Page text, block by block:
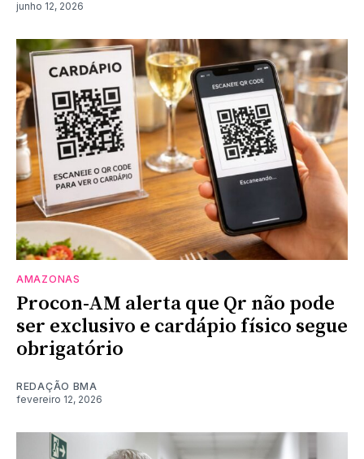
junho 12, 2026
AMAZONAS
Procon-AM alerta que Qr não pode
ser exclusivo e cardápio físico segue
obrigatório
REDAÇÃO BMA
fevereiro 12, 2026